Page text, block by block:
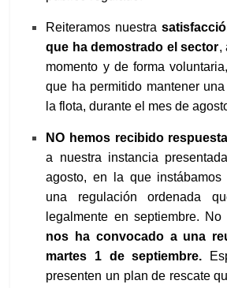
Reiteramos nuestra
que ha demostrado el sector,
momento y de forma
que ha permitido mantener
la flota, durante el mes de
NO hemos recibido
a nuestra instancia
agosto, en la que
una regulación ordenada
legalmente en septiembre.
nos ha convocado a una
martes 1 de septiembre.
presenten un plan de rescate